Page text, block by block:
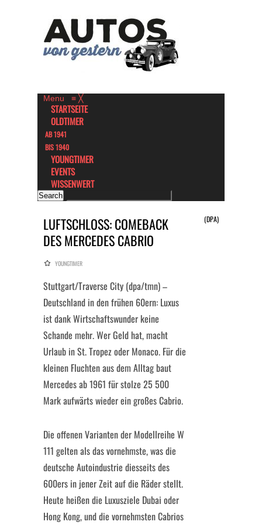
Menu ≡ ╳
STARTSEITE
OLDTIMER
AB 1941
BIS 1940
YOUNGTIMER
EVENTS
WISSENWERT
LUFTSCHLOSS: COMEBACK
DES MERCEDES CABRIO
(DPA)
YOUNGTIMER
Stuttgart/Traverse City (dpa/tmn) –
Deutschland in den frühen 60ern: Luxus
ist dank Wirtschaftswunder keine
Schande mehr. Wer Geld hat, macht
Urlaub in St. Tropez oder Monaco. Für die
kleinen Fluchten aus dem Alltag baut
Mercedes ab 1961 für stolze 25 500
Mark aufwärts wieder ein großes Cabrio.
Die offenen Varianten der Modellreihe W
111 gelten als das vornehmste, was die
deutsche Autoindustrie diesseits des
600ers in jener Zeit auf die Räder stellt.
Heute heißen die Luxusziele Dubai oder
Hong Kong, und die vornehmsten Cabrios